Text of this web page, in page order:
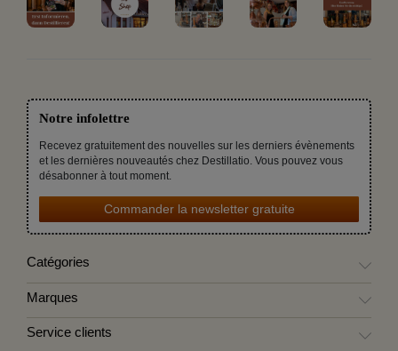
Notre infolettre
Recevez gratuitement des nouvelles sur les derniers évènements
et les dernières nouveautés chez Destillatio. Vous pouvez vous
désabonner à tout moment.
Commander la newsletter gratuite
Catégories
Marques
Service clients